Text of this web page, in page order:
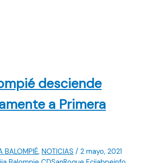
desciende
a Primera
BALOMPIÉ, NOTICIAS / 2 mayo, 2021